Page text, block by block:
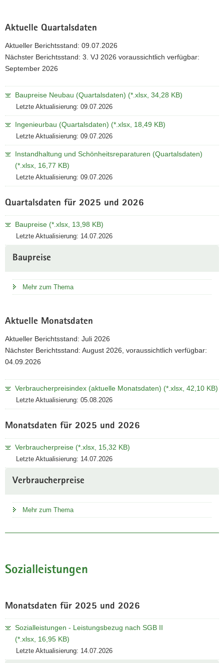
Aktuelle Quartalsdaten
Aktueller Berichtsstand: 09.07.2026
Nächster Berichtsstand: 3. VJ 2026 voraussichtlich verfügbar:
September 2026
Baupreise Neubau (Quartalsdaten) (*.xlsx, 34,28 KB)
Letzte Aktualisierung: 09.07.2026
Ingenieurbau (Quartalsdaten) (*.xlsx, 18,49 KB)
Letzte Aktualisierung: 09.07.2026
Instandhaltung und Schönheitsreparaturen (Quartalsdaten)
(*.xlsx, 16,77 KB)
Letzte Aktualisierung: 09.07.2026
Quartalsdaten für 2025 und 2026
Baupreise (*.xlsx, 13,98 KB)
Letzte Aktualisierung: 14.07.2026
Baupreise
Mehr zum Thema
Aktuelle Monatsdaten
Aktueller Berichtsstand: Juli 2026
Nächster Berichtsstand: August 2026, voraussichtlich verfügbar:
04.09.2026
Verbraucherpreisindex (aktuelle Monatsdaten) (*.xlsx, 42,10 KB)
Letzte Aktualisierung: 05.08.2026
Monatsdaten für 2025 und 2026
Verbraucherpreise (*.xlsx, 15,32 KB)
Letzte Aktualisierung: 14.07.2026
Verbraucherpreise
Mehr zum Thema
Sozialleistungen
Monatsdaten für 2025 und 2026
Sozialleistungen - Leistungsbezug nach SGB II
(*.xlsx, 16,95 KB)
Letzte Aktualisierung: 14.07.2026